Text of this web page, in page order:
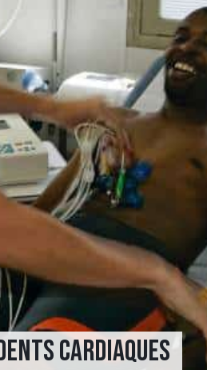
cardiaques